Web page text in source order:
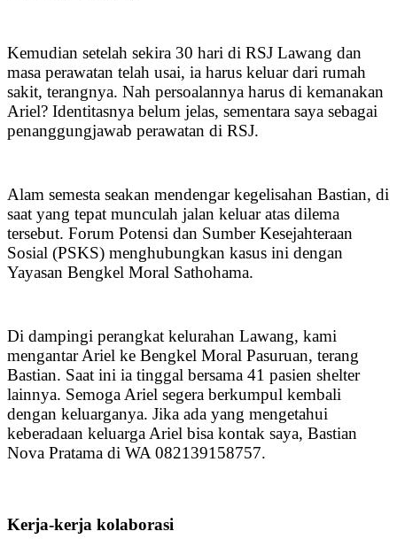
Kemudian setelah sekira 30 hari di RSJ Lawang dan
masa perawatan telah usai, ia harus keluar dari rumah
sakit, terangnya. Nah persoalannya harus di kemanakan
Ariel? Identitasnya belum jelas, sementara saya sebagai
penanggungjawab perawatan di RSJ.
Alam semesta seakan mendengar kegelisahan Bastian, di
saat yang tepat munculah jalan keluar atas dilema
tersebut. Forum Potensi dan Sumber Kesejahteraan
Sosial (PSKS) menghubungkan kasus ini dengan
Yayasan Bengkel Moral Sathohama.
Di dampingi perangkat kelurahan Lawang, kami
mengantar Ariel ke Bengkel Moral Pasuruan, terang
Bastian. Saat ini ia tinggal bersama 41 pasien shelter
lainnya. Semoga Ariel segera berkumpul kembali
dengan keluarganya. Jika ada yang mengetahui
keberadaan keluarga Ariel bisa kontak saya, Bastian
Nova Pratama di WA 082139158757.
Kerja-kerja kolaborasi